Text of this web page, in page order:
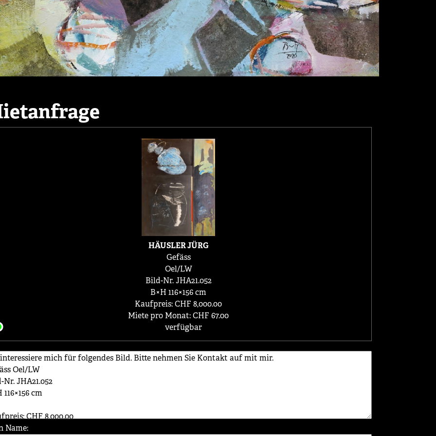
HÄUSLER JÜRG
Gefäss
Oel/LW
Bild-Nr. JHA21.052
B×H 116×156 cm
Kaufpreis: CHF 8,000.00
Miete pro Monat: CHF 67.00
verfügbar
Name: